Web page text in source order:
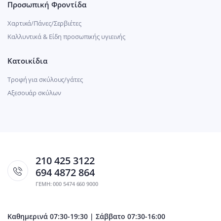
Προσωπική Φροντίδα
Χαρτικά/Πάνες/Σερβιέτες
Καλλυντικά & Είδη προσωπικής υγιεινής
Κατοικίδια
Τροφή για σκύλους/γάτες
Αξεσουάρ σκύλων
210 425 3122
694 4872 864
ΓΕΜΗ: 000 5474 660 9000
Καθημερινά 07:30-19:30 | Σάββατο 07:30-16:00